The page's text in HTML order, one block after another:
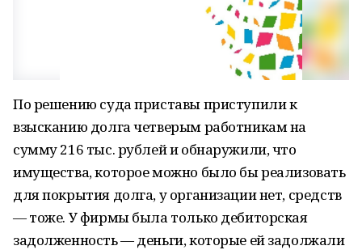
По решению суда приставы приступили к
взысканию долга четверым работникам на
сумму 216 тыс. рублей и обнаружили, что
имущества, которое можно было бы реализовать
для покрытия долга, у организации нет, средств
— тоже. У фирмы была только дебиторская
задолженность — деньги, которые ей задолжали